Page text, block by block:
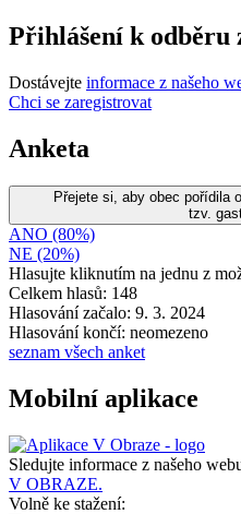
Přihlášení k odběru
Dostávejte informace z našeho
Chci se zaregistrovat
Anketa
Přejete si, aby obec pořídila
tzv.
ANO (80%)
NE (20%)
Hlasujte kliknutím na jednu z
Celkem hlasů: 148
Hlasování začalo: 9. 3. 2024
Hlasování končí: neomezeno
seznam všech anket
Mobilní aplikace
Sledujte informace z našeho
V OBRAZE.
Volně ke stažení: